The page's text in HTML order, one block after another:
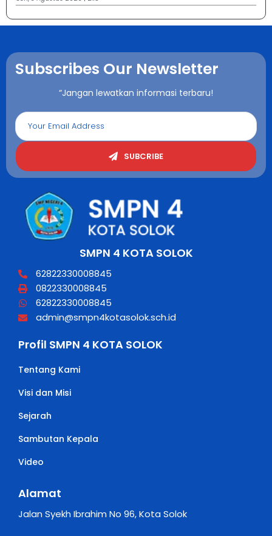
Subscribes Our Newsletter
“Jangan lewatkan informasi terbaru!
SUBCRIBE
SMPN 4 KOTA SOLOK
62822330008845
0822330008845
62822330008845
admin@smpn4kotasolok.sch.id
Profil SMPN 4 KOTA SOLOK
Tentang Kami
Visi dan Misi
Sejarah
Sambutan Kepala
Video
Alamat
Jalan Syekh Ibrahim No 96, Kota Solok